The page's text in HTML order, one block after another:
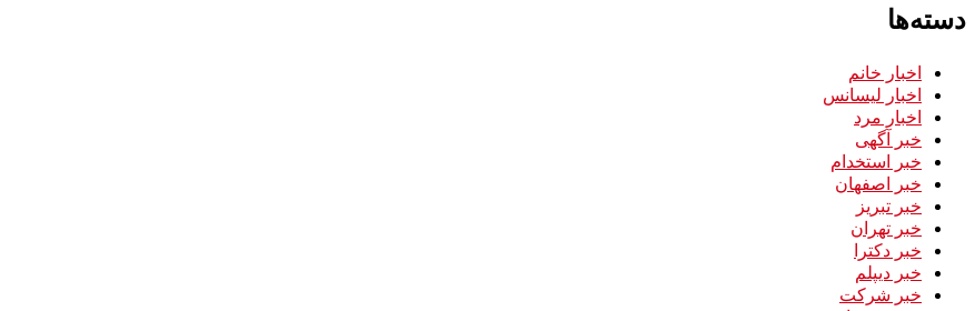
دسته‌ها
اخبار خانم
اخبار لیسانس
اخبار مرد
خبر آگهی
خبر استخدام
خبر اصفهان
خبر تبریز
خبر تهران
خبر دکترا
خبر دیپلم
خبر شرکت